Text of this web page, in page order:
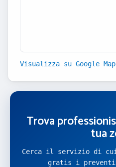
Visualizza su Google
Trova
tua
Cerca il servizio di
gratis i